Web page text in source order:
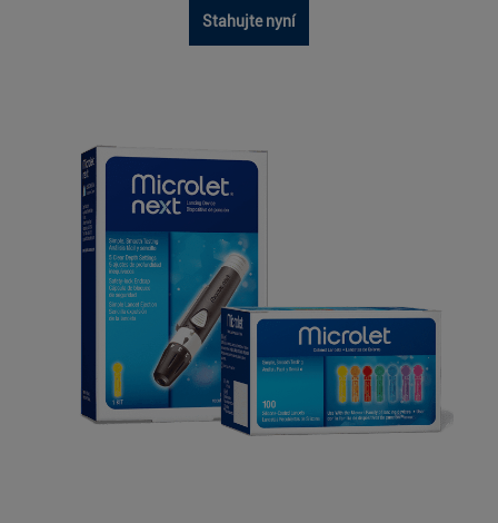
Stahujte nyní